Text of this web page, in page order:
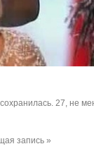
27, не
запись »